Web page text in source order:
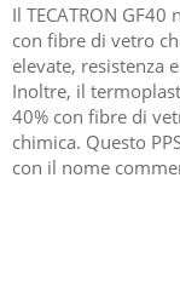
Il TECATRON
con fibre di vetro
elevate, resistenza
Inoltre, il
40% con fibre di
chimica. Questo
con il nome